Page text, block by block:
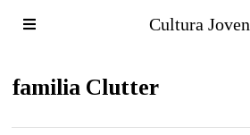
Cultura Joven
familia Clutter